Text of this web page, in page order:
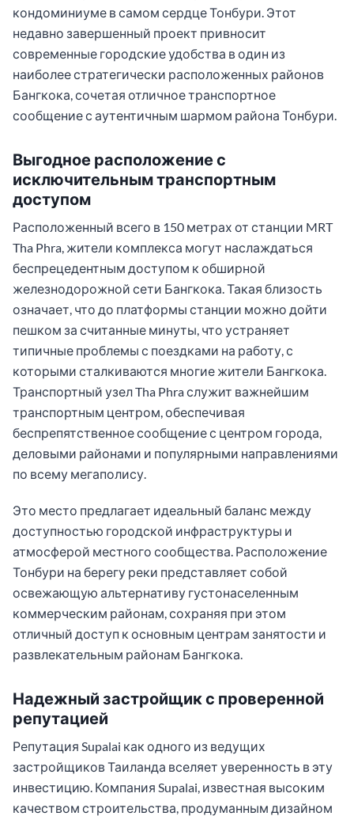
кондоминиуме в самом сердце Тонбури. Этот
недавно завершенный проект привносит
современные городские удобства в один из
наиболее стратегически расположенных районов
Бангкока, сочетая отличное транспортное
сообщение с аутентичным шармом района Тонбури.
Выгодное расположение с
исключительным транспортным
доступом
Расположенный всего в 150 метрах от станции MRT
Tha Phra, жители комплекса могут наслаждаться
беспрецедентным доступом к обширной
железнодорожной сети Бангкока. Такая близость
означает, что до платформы станции можно дойти
пешком за считанные минуты, что устраняет
типичные проблемы с поездками на работу, с
которыми сталкиваются многие жители Бангкока.
Транспортный узел Tha Phra служит важнейшим
транспортным центром, обеспечивая
беспрепятственное сообщение с центром города,
деловыми районами и популярными направлениями
по всему мегаполису.
Это место предлагает идеальный баланс между
доступностью городской инфраструктуры и
атмосферой местного сообщества. Расположение
Тонбури на берегу реки представляет собой
освежающую альтернативу густонаселенным
коммерческим районам, сохраняя при этом
отличный доступ к основным центрам занятости и
развлекательным районам Бангкока.
Надежный застройщик с проверенной
репутацией
Репутация Supalai как одного из ведущих
застройщиков Таиланда вселяет уверенность в эту
инвестицию. Компания Supalai, известная высоким
качеством строительства, продуманным дизайном